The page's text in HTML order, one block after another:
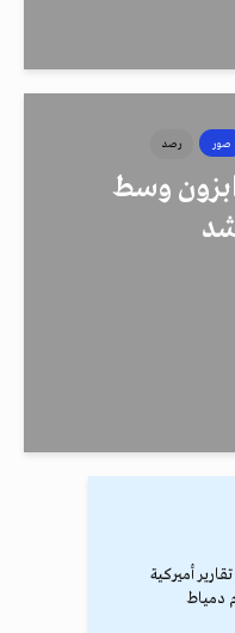
صور رصد
وسط
أميركية
دمياط